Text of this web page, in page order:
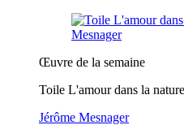
Œuvre de la semaine
Toile L'amour dans la nature
Jérôme Mesnager